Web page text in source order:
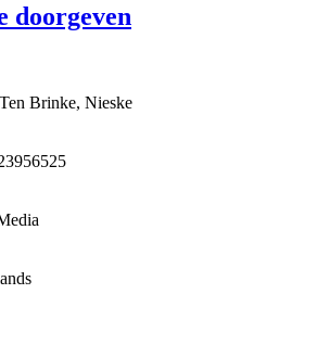
doorgeven
Brinke, Nieske